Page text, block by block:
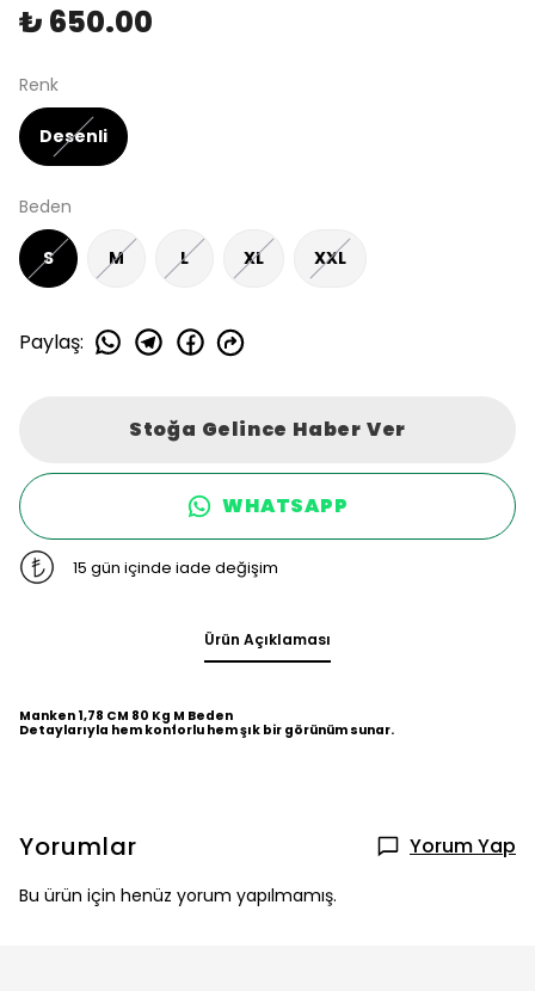
₺ 650.00
Renk
Desenli
Beden
S M L XL XXL
Paylaş:
Stoğa Gelince Haber Ver
WHATSAPP
15 gün içinde iade değişim
Ürün Açıklaması
Manken 1,78 CM 80 Kg M Beden
Detaylarıyla hem konforlu hem şık bir görünüm sunar.
Yorumlar Yorum Yap
Bu ürün için henüz yorum yapılmamış.